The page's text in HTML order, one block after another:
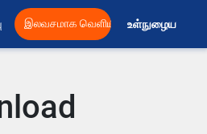
இலவசமாக வெளியிட உள்நுழைய